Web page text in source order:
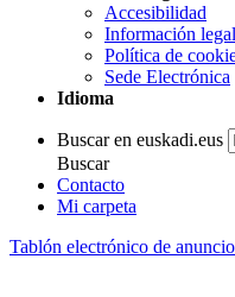
Accesibilidad
Información legal
Política de
Sede Electrónica
Idioma
Buscar en euskadi.eus
Buscar
Contacto
Mi carpeta
Tablón electrónico de